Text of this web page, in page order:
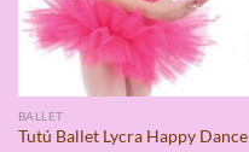
BALLET
Tutú Ballet Lycra Happy Dance